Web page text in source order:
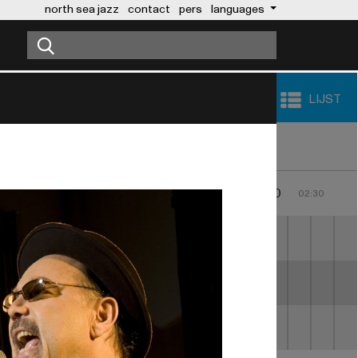
north sea jazz contact pers languages
LIJST
23:30 00:00 00:30 01:00 01:30 02:00 02:30
TOUSSAINT'S THE
MISSISSIPPI